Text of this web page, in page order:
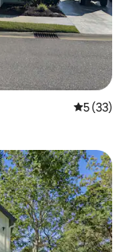
5 (33)